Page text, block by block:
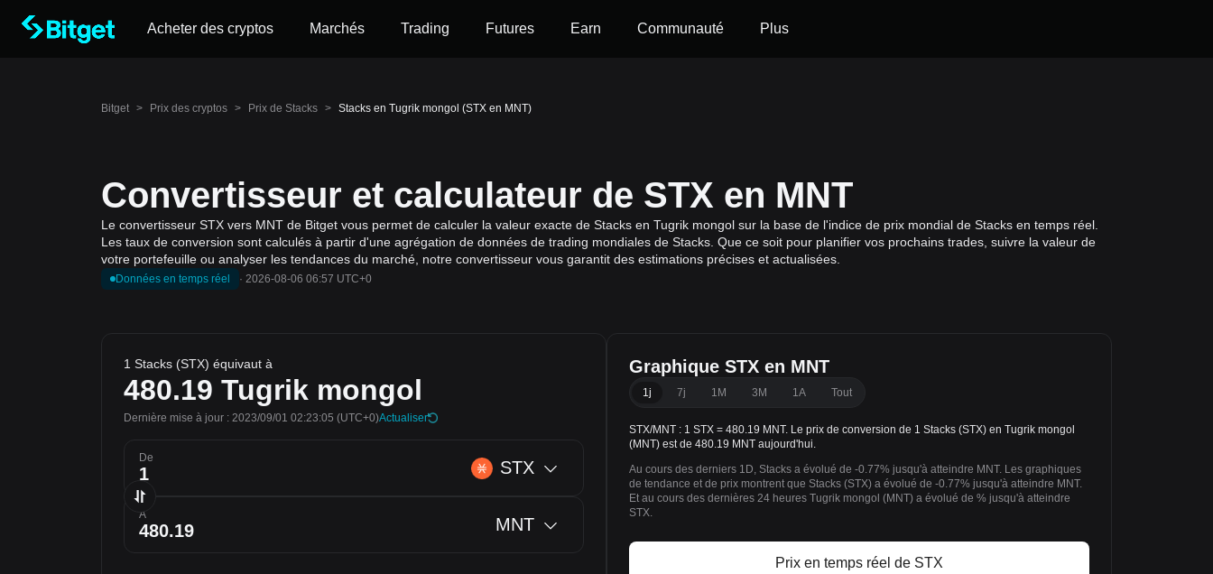
Acheter des cryptos Marchés Trading Futures Earn Communauté Plus
Bitget > Prix des cryptos > Prix de Stacks > Stacks en Tugrik mongol (STX en MNT)
Convertisseur et calculateur de STX en MNT
Le convertisseur STX vers MNT de Bitget vous permet de calculer la valeur exacte de Stacks en Tugrik mongol sur la base de l'indice de prix mondial de Stacks en temps réel.
Les taux de conversion sont calculés à partir d'une agrégation de données de trading mondiales de Stacks. Que ce soit pour planifier vos prochains trades, suivre la valeur de
votre portefeuille ou analyser les tendances du marché, notre convertisseur vous garantit des estimations précises et actualisées.
Données en temps réel · 2026-08-06 06:57 UTC+0
1 Stacks (STX) équivaut à
480.19 Tugrik mongol
Dernière mise à jour : 2023/09/01 02:23:05 (UTC+0)Actualiser
De STX
À MNT
Graphique STX en MNT
1j 7j 1M 3M 1A Tout
STX/MNT : 1 STX = 480.19 MNT. Le prix de conversion de 1 Stacks (STX) en Tugrik mongol
(MNT) est de 480.19 MNT aujourd'hui.
Au cours des derniers 1D, Stacks a évolué de -0.77% jusqu'à atteindre MNT. Les graphiques
de tendance et de prix montrent que Stacks (STX) a évolué de -0.77% jusqu'à atteindre MNT.
Et au cours des dernières 24 heures Tugrik mongol (MNT) a évolué de % jusqu'à atteindre
STX.
Prix en temps réel de STX